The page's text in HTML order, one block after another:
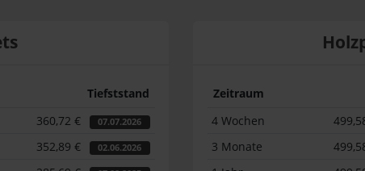
Tiefststand
360,72 € 07.07.2026
352,89 € 02.06.2026
Zeitraum
4 Wochen
3 Monate